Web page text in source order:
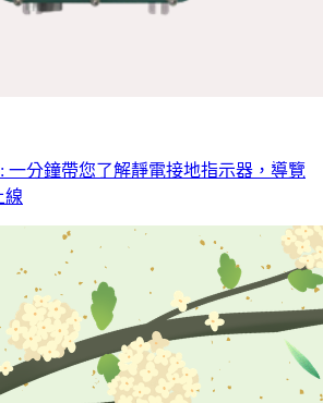
一分鐘帶您了解靜電接地指示器，導覽
線